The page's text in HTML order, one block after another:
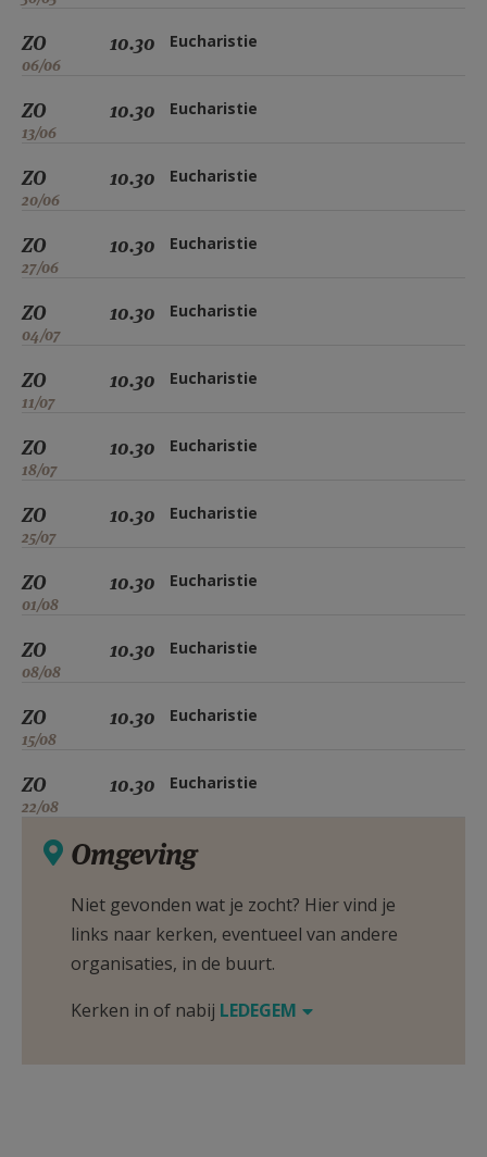
ZO
06/06
10.30 Eucharistie
ZO
13/06
10.30 Eucharistie
ZO
20/06
10.30 Eucharistie
ZO
27/06
10.30 Eucharistie
ZO
04/07
10.30 Eucharistie
ZO
11/07
10.30 Eucharistie
ZO
18/07
10.30 Eucharistie
ZO
25/07
10.30 Eucharistie
ZO
01/08
10.30 Eucharistie
ZO
08/08
10.30 Eucharistie
ZO
15/08
10.30 Eucharistie
ZO
22/08
10.30 Eucharistie
Omgeving
Niet gevonden wat je zocht? Hier vind je
links naar kerken, eventueel van andere
organisaties, in de buurt.
Kerken in of nabij LEDEGEM